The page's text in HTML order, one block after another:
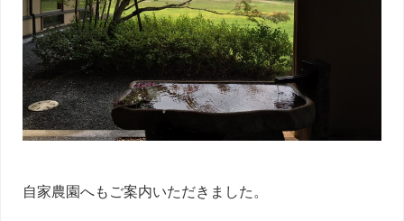
自家農園へもご案内いただきました。